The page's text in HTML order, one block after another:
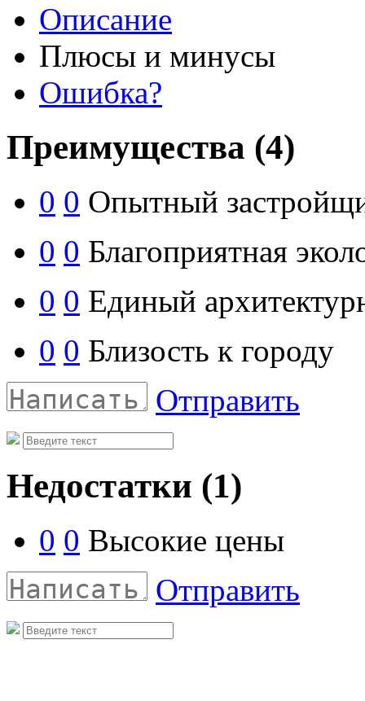
Описание
Плюсы и минусы
Ошибка?
Преимущества (4)
0 0 Опытный
0 0 Благоприятная
0 0 Единый
0 0 Близость к городу
Отправить
Недостатки (1)
0 0 Высокие цены
Отправить